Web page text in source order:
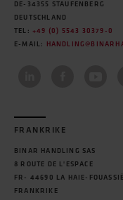
DE-34355 STAUFENBERG
DEUTSCHLAND
TEL: +49 (0) 5543 30379-0
E-MAIL:
FRANKRIKE
BINAR HANDLING SAS
8 ROUTE DE L'ESPACE
FR- 44690 LA HAIE-
FRANKRIKE